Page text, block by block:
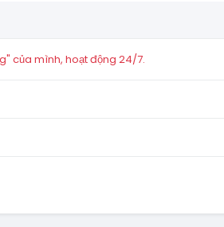
của mình, hoạt động 24/7.